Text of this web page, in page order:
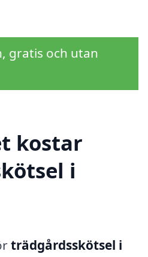
gratis och utan
kostar
i
trädgårdsskötsel i